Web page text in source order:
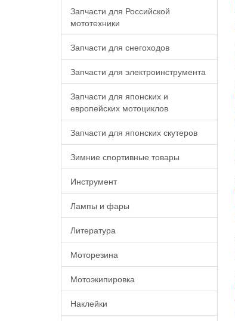
Запчасти для Российской
мототехники
Запчасти для снегоходов
Запчасти для электроинструмента
Запчасти для японских и
европейских мотоциклов
Запчасти для японских скутеров
Зимние спортивные товары
Инструмент
Лампы и фары
Литература
Моторезина
Мотоэкипировка
Наклейки